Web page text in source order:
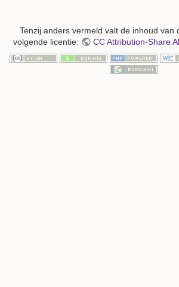
Tenzij anders vermeld valt de inhoud van
volgende licentie:
CC Attribution-Share